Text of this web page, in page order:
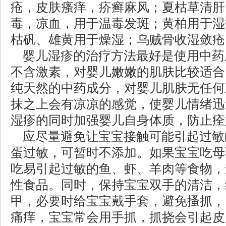
疮，皮肤瘙痒，疥癣麻风；夏枯草清
毒，凉血，用于温毒发斑；黄柏用于
枯矾、雄黄用于燥湿；乌贼骨收湿敛
婴儿湿疹的治疗方法最好是使用中
不含激素，对婴儿嫩嫩的肌肤比较适
纯天然的中药成分，对婴儿肌肤无任
抹之上会有凉凉的感觉，使婴儿情绪
湿疹的同时加强婴儿自身体质，防止
应尽量避免让宝宝接触可能引起过
蛋过敏，可暂时不添加。如果宝宝吃
吃易引起过敏的鱼、虾、羊肉等食物
性食品。同时，保持宝宝双手的清洁
甲，必要时给宝宝戴手套，避免搔抓
痛痒，宝宝常会用手抓，抓挠会引起